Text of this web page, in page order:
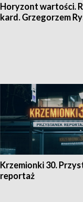
Horyzont wartości.
kard. Grzegorzem
Krzemionki 30.
reportaż